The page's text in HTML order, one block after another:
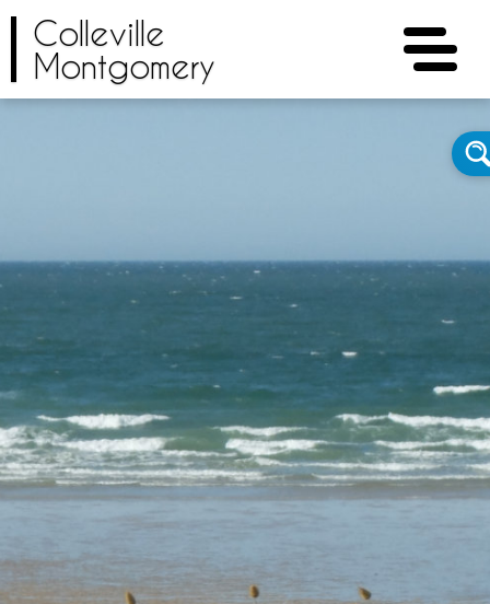
Colleville
Montgomery